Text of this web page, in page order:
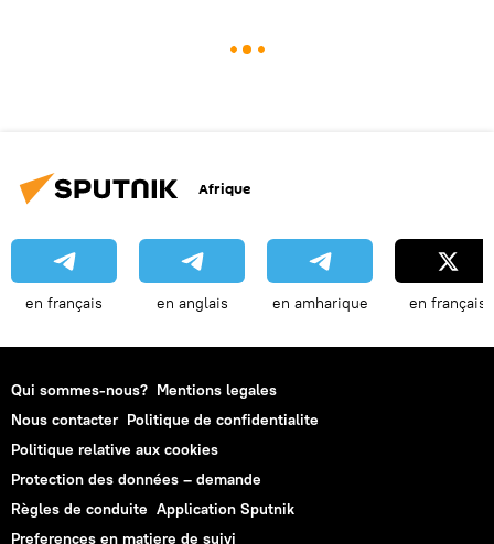
Afrique
en français en anglais en amharique en français
Qui sommes-nous? Mentions legales
Nous contacter Politique de confidentialite
Politique relative aux cookies
Protection des données – demande
Règles de conduite Application Sputnik
Preferences en matiere de suivi